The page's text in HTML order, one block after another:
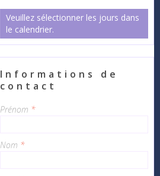
Veuillez sélectionner les jours dans
le calendrier.
Informations de
contact
Prénom *
Nom *